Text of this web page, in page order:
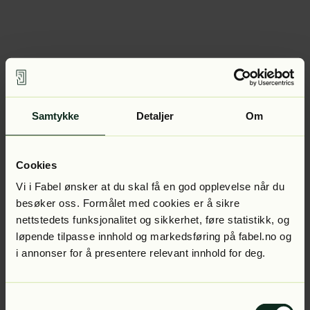
Samtykke Detaljer Om
Cookies
Vi i Fabel ønsker at du skal få en god opplevelse når du
besøker oss. Formålet med cookies er å sikre
nettstedets funksjonalitet og sikkerhet, føre statistikk, og
løpende tilpasse innhold og markedsføring på fabel.no og
i annonser for å presentere relevant innhold for deg.